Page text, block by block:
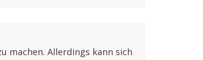
machen. Allerdings kann sich